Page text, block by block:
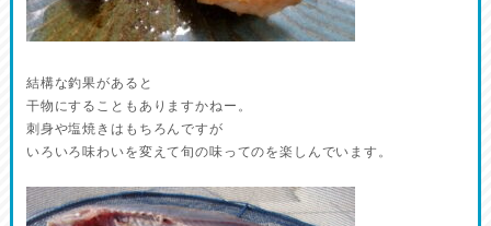
結構な釣果があると
干物にすることもありますかねー。
刺身や塩焼きはもちろんですが
いろいろ味わいを変えて旬の味ってのを楽しんでいます。